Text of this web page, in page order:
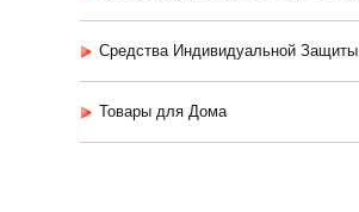
Средства Индивидуальной Защиты
Товары для Дома